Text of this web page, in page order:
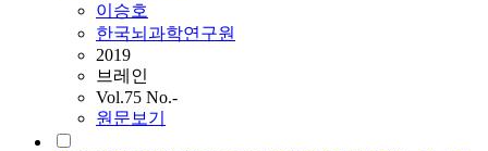
이승호
한국뇌과학연구원
2019
브레인
Vol.75 No.-
원문보기